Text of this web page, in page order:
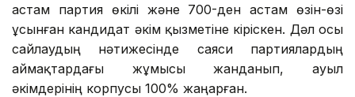
астам партия өкілі және 700-ден астам өзін-өзі
ұсынған кандидат әкім қызметіне кіріскен. Дәл осы
сайлаудың нәтижесінде саяси партиялардың
аймақтардағы жұмысы жанданып, ауыл
әкімдерінің корпусы 100% жаңарған.